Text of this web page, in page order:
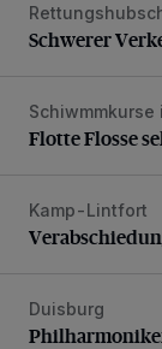
Schwerer
Schwerer
Flotte Flosse
Flotte Flosse
Kamp-Lintfort
Philharmoniker
Duisburg